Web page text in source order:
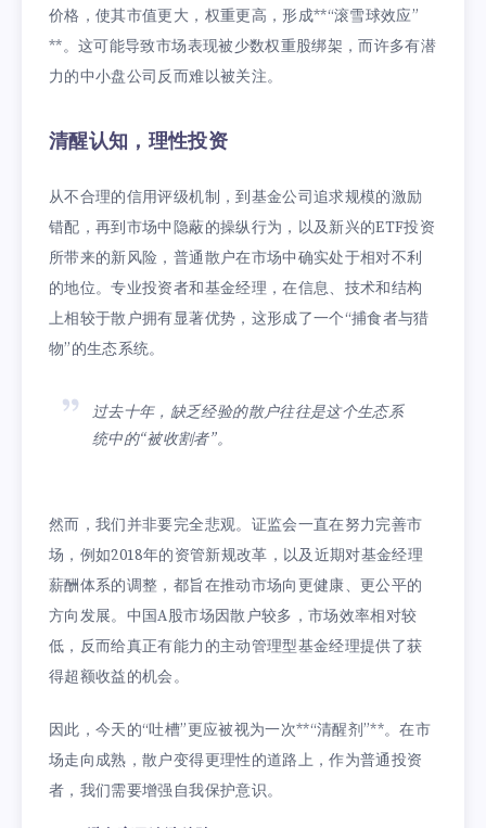
价格，使其市值更大，权重更高，形成**“滚雪球效应”
**。这可能导致市场表现被少数权重股绑架，而许多有潜
力的中小盘公司反而难以被关注。
清醒认知，理性投资
从不合理的信用评级机制，到基金公司追求规模的激励
错配，再到市场中隐蔽的操纵行为，以及新兴的ETF投资
所带来的新风险，普通散户在市场中确实处于相对不利
的地位。专业投资者和基金经理，在信息、技术和结构
上相较于散户拥有显著优势，这形成了一个“捕食者与猎
物”的生态系统。
过去十年，缺乏经验的散户往往是这个生态系
统中的“被收割者”。
然而，我们并非要完全悲观。证监会一直在努力完善市
场，例如2018年的资管新规改革，以及近期对基金经理
薪酬体系的调整，都旨在推动市场向更健康、更公平的
方向发展。中国A股市场因散户较多，市场效率相对较
低，反而给真正有能力的主动管理型基金经理提供了获
得超额收益的机会。
因此，今天的“吐槽”更应被视为一次**“清醒剂”**。在市
场走向成熟，散户变得更理性的道路上，作为普通投资
者，我们需要增强自我保护意识。